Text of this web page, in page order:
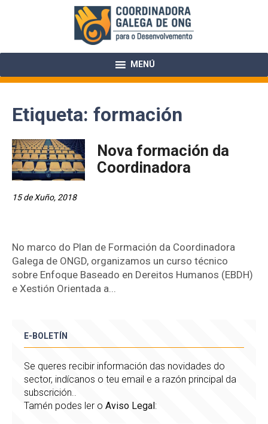
MENÚ
Etiqueta: formación
Nova formación da
Coordinadora
15 de Xuño, 2018
No marco do Plan de Formación da Coordinadora
Galega de ONGD, organizamos un curso técnico
sobre Enfoque Baseado en Dereitos Humanos (EBDH)
e Xestión Orientada a...
E-BOLETÍN
Se queres recibir información das novidades do
sector, indícanos o teu email e a razón principal da
subscrición..
Tamén podes ler o Aviso Legal: